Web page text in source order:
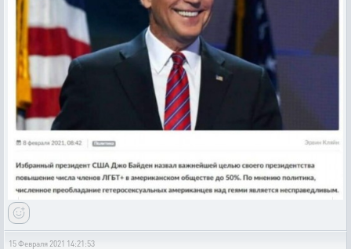
15 Февраля 2021 14:21:53